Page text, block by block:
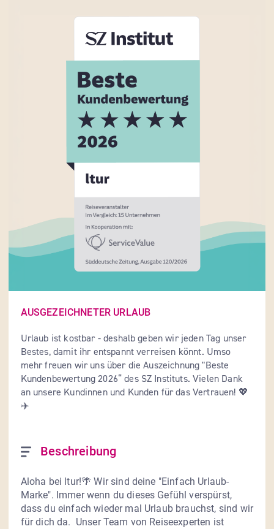
AUSGEZEICHNETER URLAUB
Urlaub ist kostbar - deshalb geben wir jeden Tag unser
Bestes, damit ihr entspannt verreisen könnt. Umso
mehr freuen wir uns über die Auszeichnung "Beste
Kundenbewertung 2026“ des SZ Instituts. Vielen Dank
an unsere Kundinnen und Kunden für das Vertrauen! 💖
✈️
Beschreibung
Aloha bei ltur!🌴 Wir sind deine "Einfach Urlaub-
Marke". Immer wenn du dieses Gefühl verspürst,
dass du einfach wieder mal Urlaub brauchst, sind wir
für dich da.  Unser Team von Reiseexperten ist